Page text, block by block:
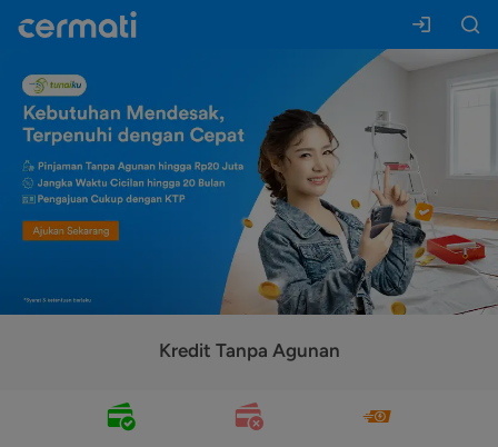
Kredit Tanpa Agunan